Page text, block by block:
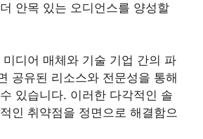
안목 있는 오디언스를 양성할
디어 매체와 기술 기업 간의 파
공유된 리소스와 전문성을 통해
있습니다. 이러한 다각적인 솔
인 취약점을 정면으로 해결함으